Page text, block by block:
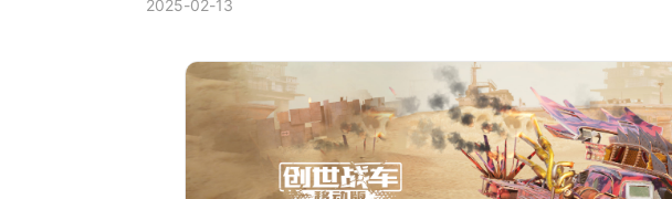
2025-02-13